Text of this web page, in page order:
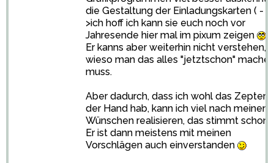
die Gestaltung der Einladungskarten ( -
>ich hoff ich kann sie euch noch vor
Jahresende hier mal im pixum zeigen
Er kanns aber weiterhin nicht verstehen,
wieso man das alles "jetztschon"
muss.
Aber dadurch, dass ich wohl das Zepter
der Hand hab, kann ich viel nach meinen
Wünschen realisieren, das stimmt schon.
Er ist dann meistens mit meinen
Vorschlägen auch einverstanden